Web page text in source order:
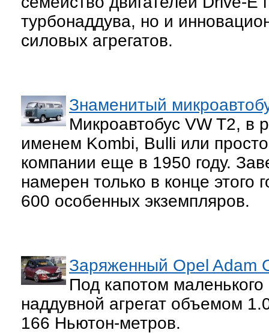
турбонаддува, но и
силовых агрегатов.
Знаменитый
Микроавтобус VW T2, в
именем Kombi, Bulli или
компании еще в 1950 году.
намерен только в конце этого
600 особенных экземпляров.
Заряженный Opel Adam
Под капотом
наддувной агрегат объемом
166 Ньютон-метров.